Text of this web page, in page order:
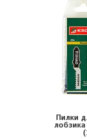
Пилки
лобзика